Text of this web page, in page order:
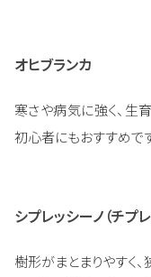
オヒブランカ
寒さや病気に強く、生
初心者にもおすすめで
シプレッシーノ（チプレ
樹形がまとまりやすく